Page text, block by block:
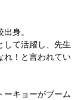
身。
して活躍し、先生
れ！と言われてい
ーキョーがブーム